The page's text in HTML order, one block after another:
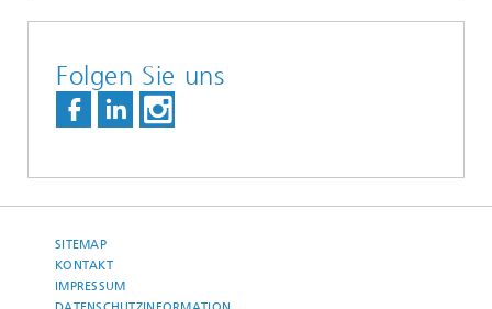
Folgen Sie uns
SITEMAP
KONTAKT
IMPRESSUM